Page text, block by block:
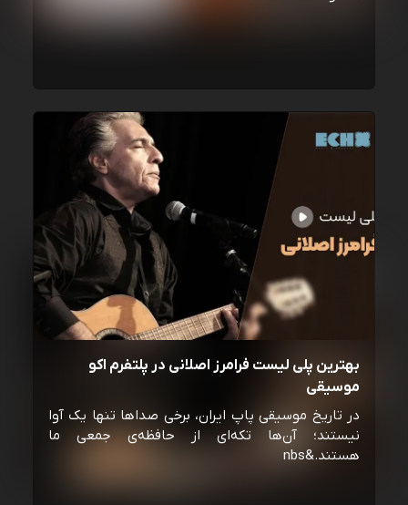
بهترین پلی لیست فرامرز اصلانی در پلتفرم اکو
موسیقی
در تاریخ موسیقی پاپ ایران، برخی صداها تنها یک آوا
نیستند؛ آن‌ها تکه‌ای از حافظه‌ی جمعی ما
هستند.&nbs